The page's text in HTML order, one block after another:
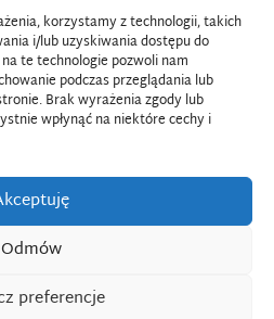
korzystamy z technologii, takich
i/lub uzyskiwania dostępu do
te technologie pozwoli nam
podczas przeglądania lub
Brak wyrażenia zgody lub
wpłynąć na niektóre cechy i
Odmów
preferencje